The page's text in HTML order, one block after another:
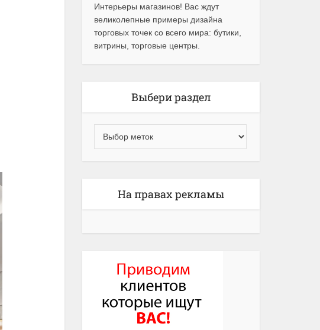
Интерьеры магазинов! Вас ждут
великолепные примеры дизайна
торговых точек со всего мира: бутики,
витрины, торговые центры.
Выбери раздел
На правах рекламы